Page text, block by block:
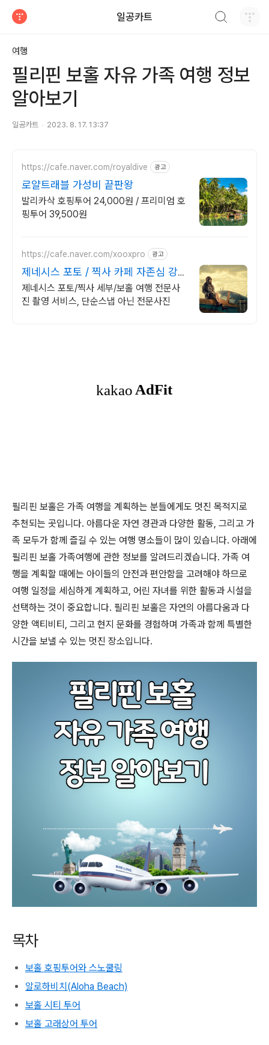
일공카트
여행
필리핀 보홀 자유 가족 여행 정보
알아보기
일공카트 2023. 8. 17. 13:37
https://cafe.naver.com/royaldive 광고
로얄트래블 가성비 끝판왕
발리카삭 호핑투어 24,000원 / 프리미엄 호
핑투어 39,500원
https://cafe.naver.com/xooxpro 광고
제네시스 포토 / 찍사 카페 자존심 강한
촬영만 고집!
제네시스 포토/찍사 세부/보홀 여행 전문사
진 촬영 서비스, 단순스냅 아닌 전문사진
필리핀 보홀은 가족 여행을 계획하는 분들에게도 멋진 목적지로
추천되는 곳입니다. 아름다운 자연 경관과 다양한 활동, 그리고 가
족 모두가 함께 즐길 수 있는 여행 명소들이 많이 있습니다. 아래에
필리핀 보홀 가족여행에 관한 정보를 알려드리겠습니다. 가족 여
행을 계획할 때에는 아이들의 안전과 편안함을 고려해야 하므로
여행 일정을 세심하게 계획하고, 어린 자녀를 위한 활동과 시설을
선택하는 것이 중요합니다. 필리핀 보홀은 자연의 아름다움과 다
양한 액티비티, 그리고 현지 문화를 경험하며 가족과 함께 특별한
시간을 보낼 수 있는 멋진 장소입니다.
목차
보홀 호핑투어와 스노쿨링
알로하비치(Aloha Beach)
보홀 시티 투어
보홀 고래상어 투어